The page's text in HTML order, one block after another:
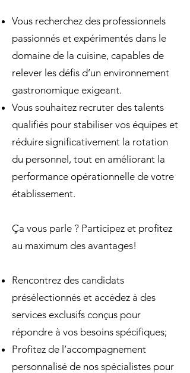
Vous recherchez des professionnels
passionnés et expérimentés dans le
domaine de la cuisine, capables de
relever les défis d’un environnement
gastronomique exigeant.
Vous souhaitez recruter des talents
qualifiés pour stabiliser vos équipes et
réduire significativement la rotation
du personnel, tout en améliorant la
performance opérationnelle de votre
établissement.
Ça vous parle ? Participez et profitez
au maximum des avantages!
Rencontrez des candidats
présélectionnés et accédez à des
services exclusifs conçus pour
répondre à vos besoins spécifiques;
Profitez de l’accompagnement
personnalisé de nos spécialistes pour